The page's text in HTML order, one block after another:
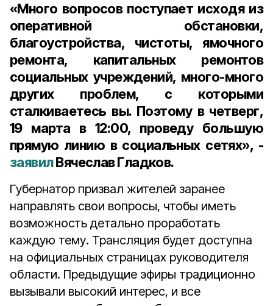
«Много вопросов поступает исходя из
оперативной обстановки,
благоустройства, чистоты, ямочного
ремонта, капитальных ремонтов
социальных учреждений, много-много
других проблем, с которыми
сталкиваетесь вы. Поэтому в четверг,
19 марта в 12:00, проведу большую
прямую линию в социальных сетях», -
заявилВячеслав Гладков.
Губернатор призвал жителей заранее
направлять свои вопросы, чтобы иметь
возможность детально проработать
каждую тему. Трансляция будет доступна
на официальных страницах руководителя
области. Предыдущие эфиры традиционно
вызывали высокий интерес, и все